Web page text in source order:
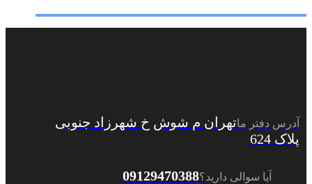
آدرس دفتر ماتهران م شوش خ شهرزاد جنوبی
پلاک 624
آیا سوالی دارید؟09129470388